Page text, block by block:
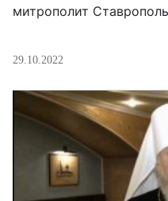
митрополит
священниками,
с казачеством,
атаманами и их
взаимодействию с РПЦ
Донского и Терского
также участвовали
29.10.2022